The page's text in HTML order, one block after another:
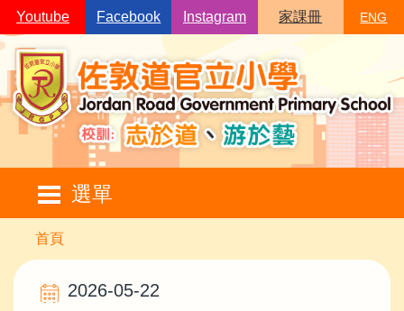
移至主內容
Youtube Facebook Instagram 家課冊 ENG
選單
Main
navigation
導
航
連
首頁
2026-05-22